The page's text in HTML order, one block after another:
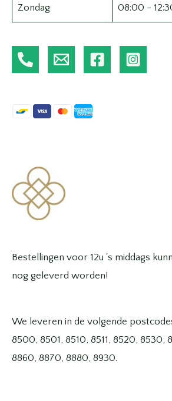
Zondag 08:00 -
Bestellingen voor 12u 's middags
nog geleverd worden!
We leveren in de volgende
8500, 8501, 8510, 8511, 8520, 8530,
8860, 8870, 8880, 8930.